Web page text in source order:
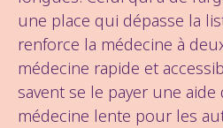
une place qui dépasse la
renforce la médecine à
médecine rapide et
savent se le payer une
médecine lente pour les